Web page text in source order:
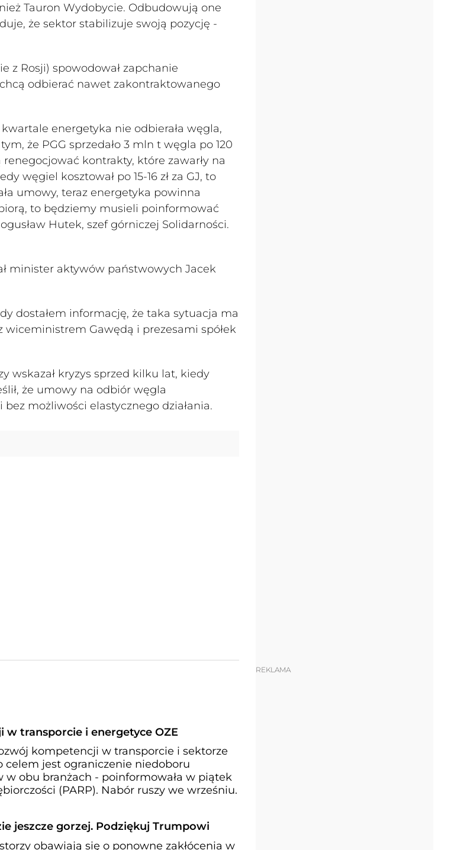
Tauron Wydobycie. Odbudowują one
że sektor stabilizuje swoją pozycję -
z Rosji) spowodował zapchanie
odbierać nawet zakontraktowanego
energetyka nie odbierała węgla,
że PGG sprzedało 3 mln t węgla po 120
kontrakty, które zawarły na
węgiel kosztował po 15-16 zł za GJ, to
umowy, teraz energetyka powinna
to będziemy musieli poinformować
Hutek, szef górniczej Solidarności.
minister aktywów państwowych Jacek
dostałem informację, że taka sytuacja ma
Gawędą i prezesami spółek
wskazał kryzys sprzed kilku lat, kiedy
że umowy na odbiór węgla
możliwości elastycznego działania.
w transporcie i energetyce OZE
kompetencji w transporcie i sektorze
celem jest ograniczenie niedoboru
obu branżach - poinformowała w piątek
(PARP). Nabór ruszy we wrześniu.
jeszcze gorzej. Podziękuj Trumpowi
obawiają się o ponowne zakłócenia w
REKLAMA